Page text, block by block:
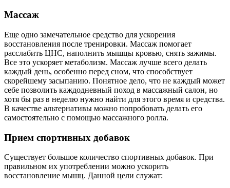
Массаж
Еще одно замечательное средство для ускорения
восстановления после тренировки. Массаж помогает
расслабить ЦНС, наполнить мышцы кровью, снять зажимы.
Все это ускоряет метаболизм. Массаж лучше всего делать
каждый день, особенно перед сном, что способствует
скорейшему засыпанию. Понятное дело, что не каждый может
себе позволить каждодневный поход в массажный салон, но
хотя бы раз в неделю нужно найти для этого время и средства.
В качестве альтернативы можно попробовать делать его
самостоятельно с помощью массажного ролла.
Прием спортивных добавок
Существует большое количество спортивных добавок. При
правильном их употреблении можно ускорить
восстановление мышц. Данной цели служат: